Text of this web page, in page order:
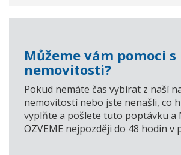
Můžeme vám pomoci
nemovitosti?
Pokud nemáte čas vybírat z naší
nemovitostí nebo jste nenašli, co
vyplňte a pošlete tuto poptávku a
OZVEME nejpozději do 48 hodin v